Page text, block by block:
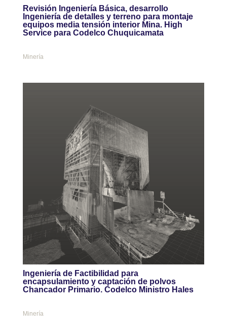
Revisión Ingeniería Básica, desarrollo
Ingeniería de detalles y terreno para montaje
equipos media tensión interior Mina. High
Service para Codelco Chuquicamata
Minería
Ingeniería de Factibilidad para
encapsulamiento y captación de polvos
Chancador Primario. Codelco Ministro Hales
Minería